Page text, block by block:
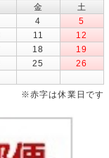
金
土
4
5
11
12
18
19
25
26
※赤字は休業日です